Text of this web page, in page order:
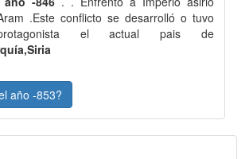
.Este conflicto se desarrolló o tuvo
el actual pais de
año -853?